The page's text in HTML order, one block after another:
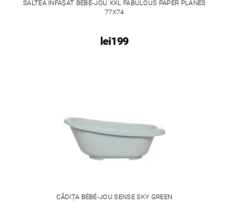
SALTEA ÎNFĂȘAT BÉBÉ-JOU XXL FABULOUS PAPER PLANES
77X74
lei199
CĂDIȚA BÉBÉ-JOU SENSE SKY GREEN